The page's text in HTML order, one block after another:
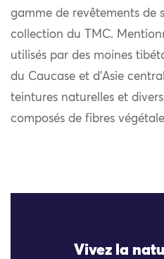
gamme de revêtements de
collection du TMC.
utilisés par des moines
du Caucase et d’Asie
teintures naturelles et
composés de fibres
Vivez la